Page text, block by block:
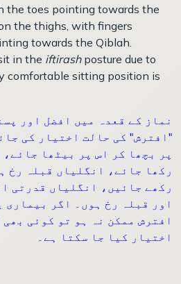
the toes pointing towards the
the thighs, with fingers
towards the Qiblah.
in the iftirashposture due to
comfortable sitting position is
نماز کے قعدہ میں افضل اور
"افترش" کی حالت اختیار کی
پر بچھا کر اس پر بیٹھا
رکھا جائے، انگلیاں قبلہ رخ
رکھے جائیں، انگلیاں قدرتی
اور قبلہ رخ ہوں۔ اگر بیماری
افترش ممکن نہ ہو تو کوئی بھی
اختیار کیا جا سکتا ہے۔